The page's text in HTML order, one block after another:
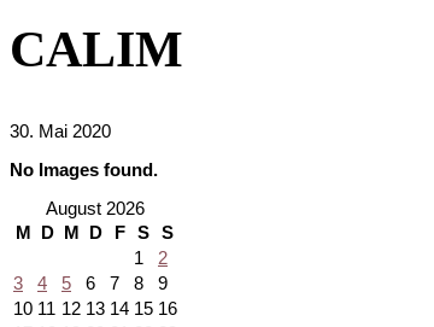
CALIM
30. Mai 2020
No Images found.
August 2026
M D M D F S S
1
2
3
4 5 6 7 8
9
10 11 12 13 14 15 16